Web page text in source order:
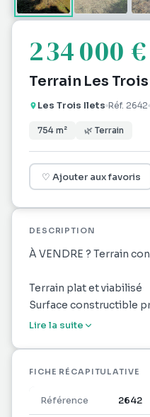
234 000 €
Terrain Les
Les Trois Ilets Réf. 2642
754 m² 🌿 Terrain
♡ Ajouter aux favoris
DESCRIPTION
À VENDRE ? Terrain
Terrain plat et viabilisé
Surface constructible
À seulement 3 minutes
ou un investissement
Points forts :
Lire la suite
FICHE RÉCAPITULATIVE
Référence 2642